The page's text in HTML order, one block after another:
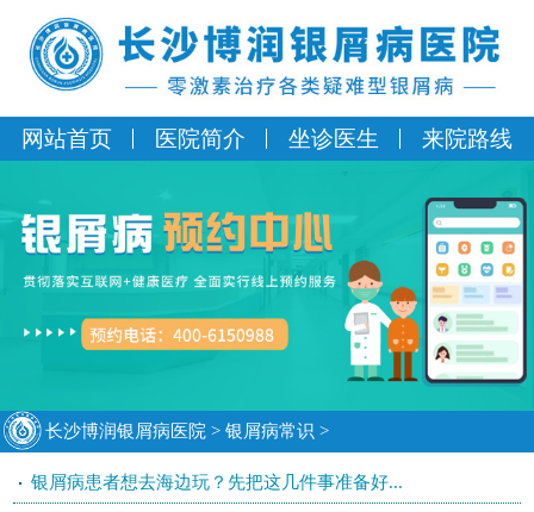
网站首页 医院简介 坐诊医生 来院路线
长沙博润银屑病医院 > 银屑病常识 >
银屑病患者想去海边玩？先把这几件事准备好...